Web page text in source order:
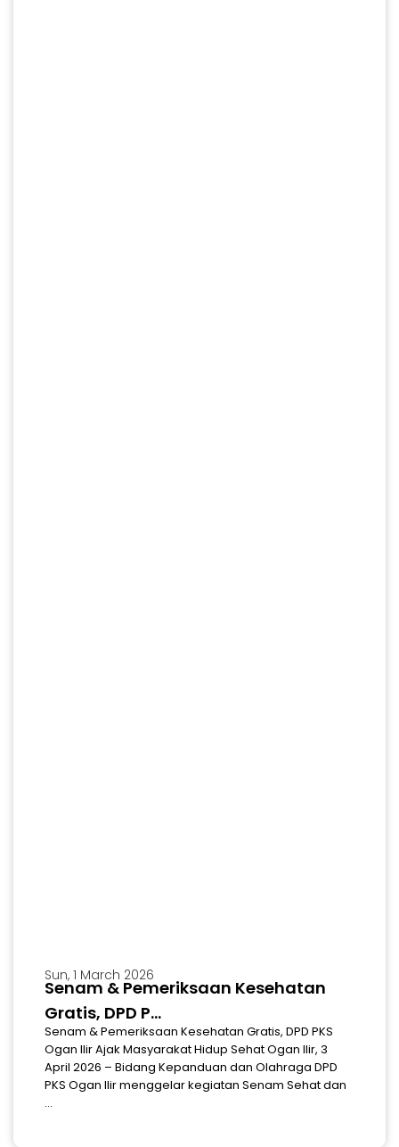
Sun, 1 March 2026
Senam & Pemeriksaan Kesehatan
Gratis, DPD P...
Senam & Pemeriksaan Kesehatan Gratis, DPD PKS
Ogan Ilir Ajak Masyarakat Hidup Sehat Ogan Ilir, 3
April 2026 – Bidang Kepanduan dan Olahraga DPD
PKS Ogan Ilir menggelar kegiatan Senam Sehat dan
...